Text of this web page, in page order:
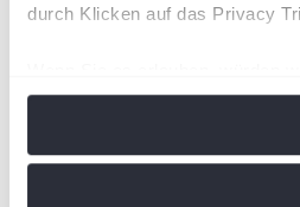
durch Klicken auf das Privacy
Ihr Gerät durch aktives